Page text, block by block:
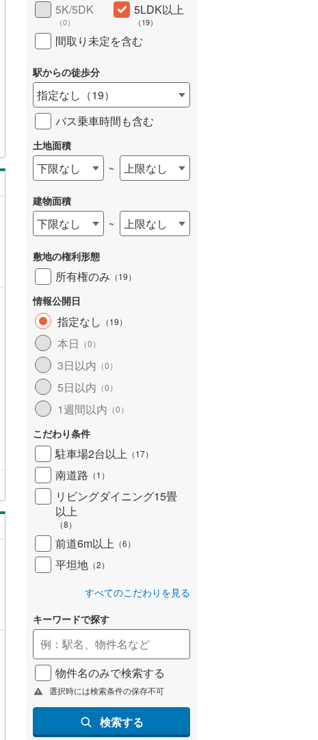
5K/5DK
（0）
5LDK以上
（19）
間取り未定を含む
駅からの徒歩分
指定なし （19）
バス乗車時間も含む
土地面積
下限なし ~ 上限なし
建物面積
下限なし ~ 上限なし
敷地の権利形態
所有権のみ （19）
情報公開日
指定なし （19）
本日 （0）
3日以内 （0）
5日以内 （0）
1週間以内 （0）
こだわり条件
駐車場2台以上 （17）
南道路 （1 ）
リビングダイニング15畳
以上
（8）
前道6m以上 （6）
平坦地 （2）
すべてのこだわりを見る
キーワードで探す
物件名のみで検索する
選択時には検索条件の保存不可
検索する